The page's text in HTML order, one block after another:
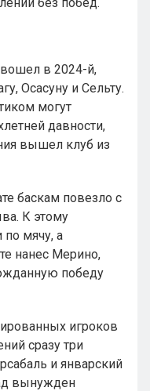
в 2024-й,
Осасуну и Сельту.
могут
давности,
вышел клуб из
баскам повезло с
К этому
мячу, а
нанес Мерино,
победу
игроков
сразу три
и январский
вынужден